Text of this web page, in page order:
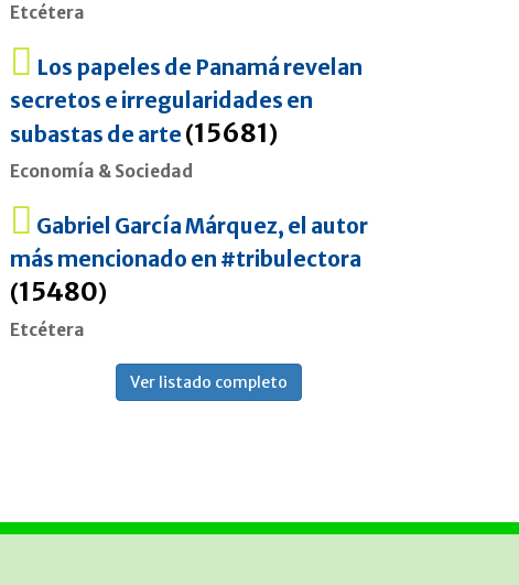
Etcétera
Los papeles de Panamá revelan
secretos e irregularidades en
subastas de arte (15681)
Economía & Sociedad
Gabriel García Márquez, el autor
más mencionado en #tribulectora
(15480)
Etcétera
Ver listado completo